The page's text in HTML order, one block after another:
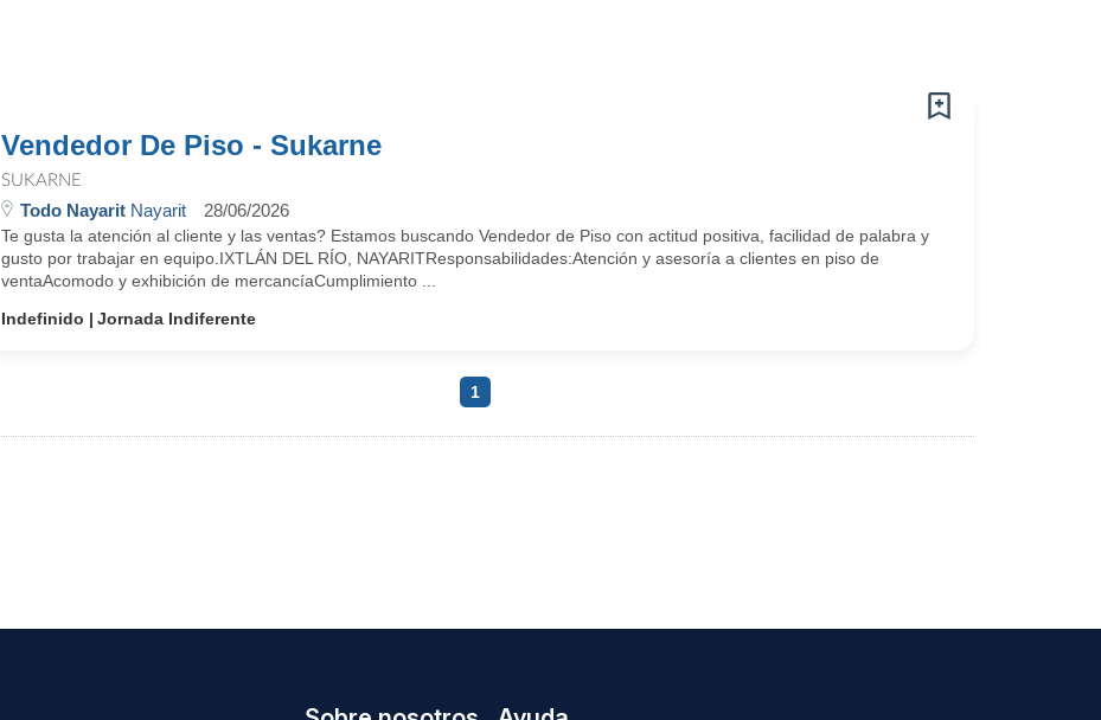
Vendedor De Piso - Sukarne
SUKARNE
Todo NayaritNayarit 28/06/2026
Te gusta la atención al cliente y las ventas? Estamos buscando Vendedor de Piso con actitud positiva, facilidad de palabra y
gusto por trabajar en equipo.IXTLÁN DEL RÍO, NAYARITResponsabilidades:Atención y asesoría a clientes en piso de
ventaAcomodo y exhibición de mercancíaCumplimiento ...
Indefinido
Jornada Indiferente
1